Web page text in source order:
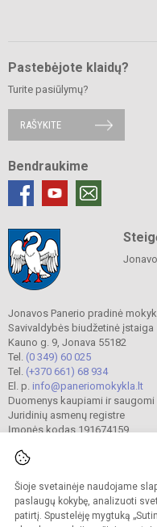
Šioje svetainėje naudojame
paslaugų kokybę, analizuoti
patirtį. Spustelėję mygtuką
Pastebėjote klaidų?
Turite pasiūlymų?
RAŠYKITE
Bendraukime
Jonavos Panerio pradinė
Savivaldybės biudžetinė įstaiga
Kauno g. 9, Jonava 55182
Tel. (0 349) 60 025
Tel. (+370 661) 68 934
El. p. info@paneriomokykla.lt
Duomenys kaupiami ir saugomi
Juridinių asmenų registre
Įmonės kodas 191674159
© 2023. Jonavos Panerio
Kopijuoti turinį be raštiško
Prieinamumo